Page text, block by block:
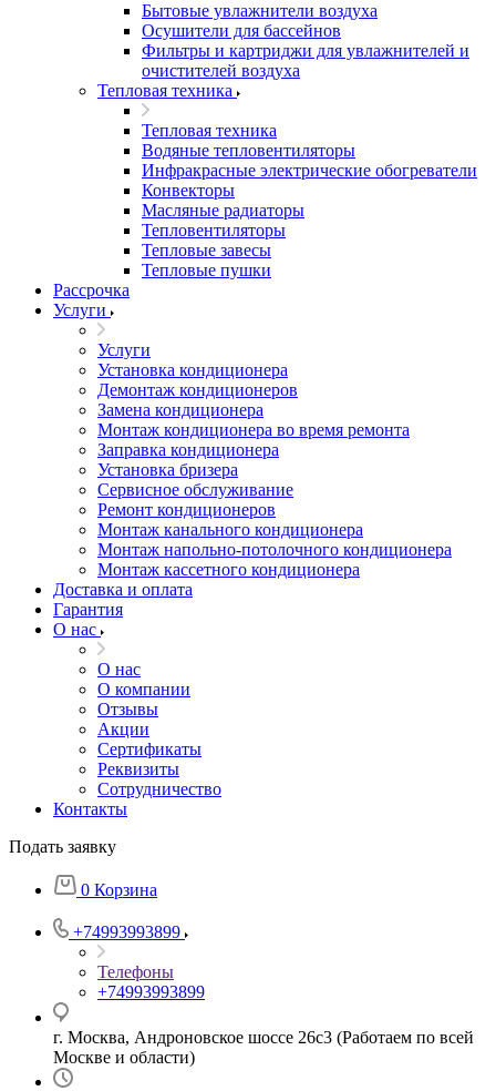
Бытовые увлажнители воздуха
Осушители для бассейнов
Фильтры и картриджи для увлажнителей и
очистителей воздуха
Тепловая техника
Тепловая техника
Водяные тепловентиляторы
Инфракрасные электрические обогреватели
Конвекторы
Масляные радиаторы
Тепловентиляторы
Тепловые завесы
Тепловые пушки
Рассрочка
Услуги
Услуги
Установка кондиционера
Демонтаж кондиционеров
Замена кондиционера
Монтаж кондиционера во время ремонта
Заправка кондиционера
Установка бризера
Сервисное обслуживание
Ремонт кондиционеров
Монтаж канального кондиционера
Монтаж напольно-потолочного кондиционера
Монтаж кассетного кондиционера
Доставка и оплата
Гарантия
О нас
О нас
О компании
Отзывы
Акции
Cертификаты
Реквизиты
Сотрудничество
Контакты
Подать заявку
0 Корзина
+74993993899
Телефоны
+74993993899
г. Москва, Андроновское шоссе 26с3 (Работаем по всей
Москве и области)